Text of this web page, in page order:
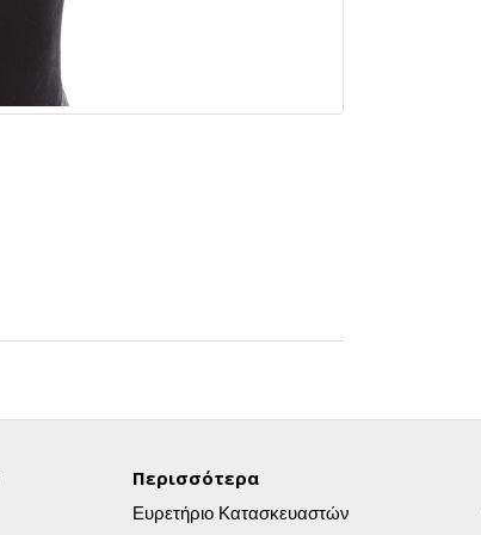
Περισσότερα
Ευρετήριο Κατασκευαστών